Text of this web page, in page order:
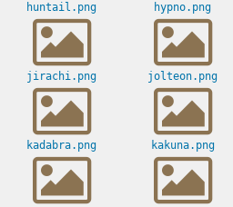
huntail.png hypno.png
jirachi.png jolteon.png
kadabra.png kakuna.png